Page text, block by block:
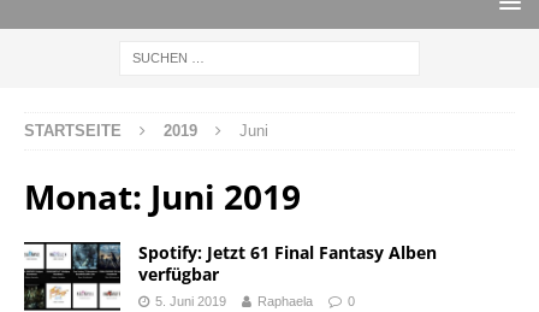
STARTSEITE 2019 Juni
Monat: Juni 2019
Spotify: Jetzt 61 Final Fantasy Alben
verfügbar
5. Juni 2019 Raphaela 0